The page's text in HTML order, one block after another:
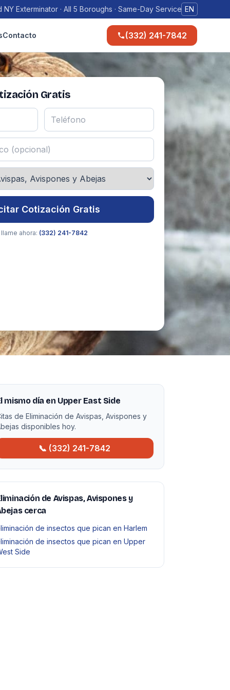
NY Exterminator · All 5 Boroughs · Same-Day Service EN
Contacto (332) 241-7842
Gratis
Cotización Gratis
llame ahora: (332) 241-7842
mismo día en Upper East Side
de Eliminación de Avispas, Avispones y
disponibles hoy.
📞 (332) 241-7842
de Avispas, Avispones y
cerca
de insectos que pican en Harlem
de insectos que pican en Upper
Side